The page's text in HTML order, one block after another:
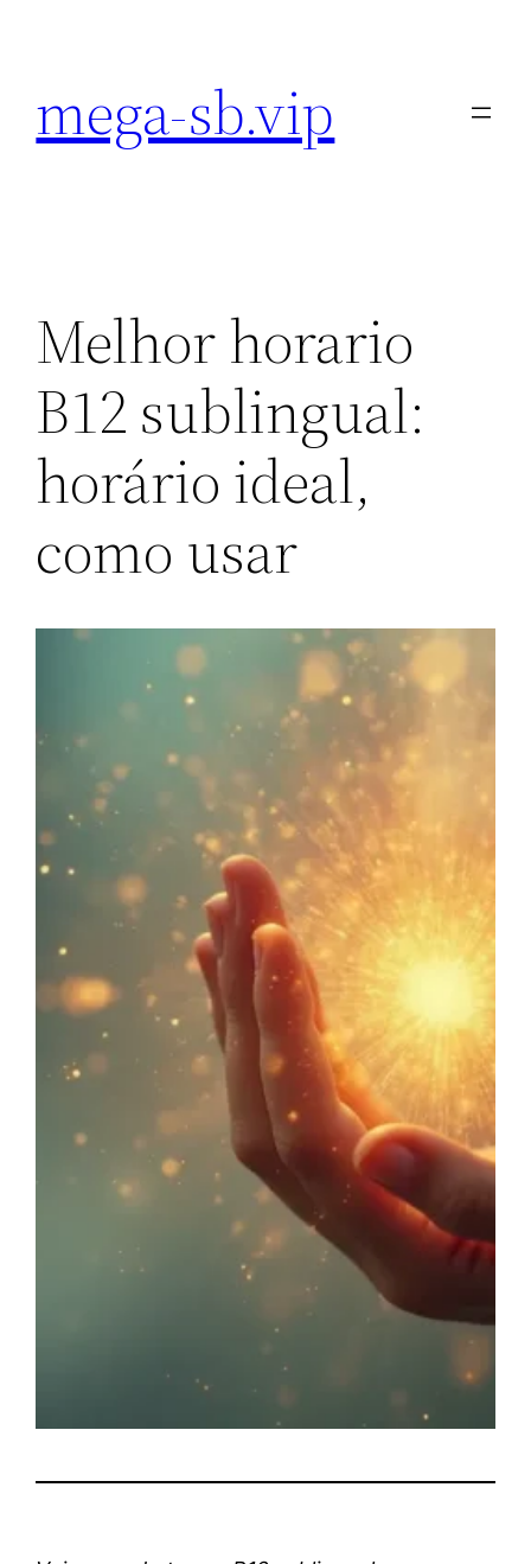
conteúdo
mega-sb.vip
Melhor horario
B12 sublingual:
horário ideal,
como usar